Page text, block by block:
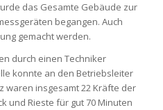
das Gesamte Gebäude zur
begangen. Auch
gemacht werden.
durch einen Techniker
konnte an den Betriebsleiter
waren insgesamt 22 Kräfte der
und Rieste für gut 70 Minuten